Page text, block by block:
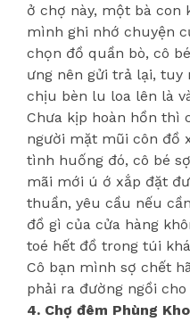
ở chợ này, một bà con
mình ghi nhớ chuyện
chọn đồ quần bò, cô
ưng nên gửi trả lại, tuy
chịu bèn lu loa lên là
Chưa kịp hoàn hồn thì
người mặt mũi côn đồ
tình huống đó, cô bé
mãi mới ú ớ xắp đặt
thuần, yêu cầu nếu
đồ gì của cửa hàng
toé hết đồ trong túi
Cô bạn mình sợ chết
phải ra đường ngồi cho
4. Chợ đêm Phùng